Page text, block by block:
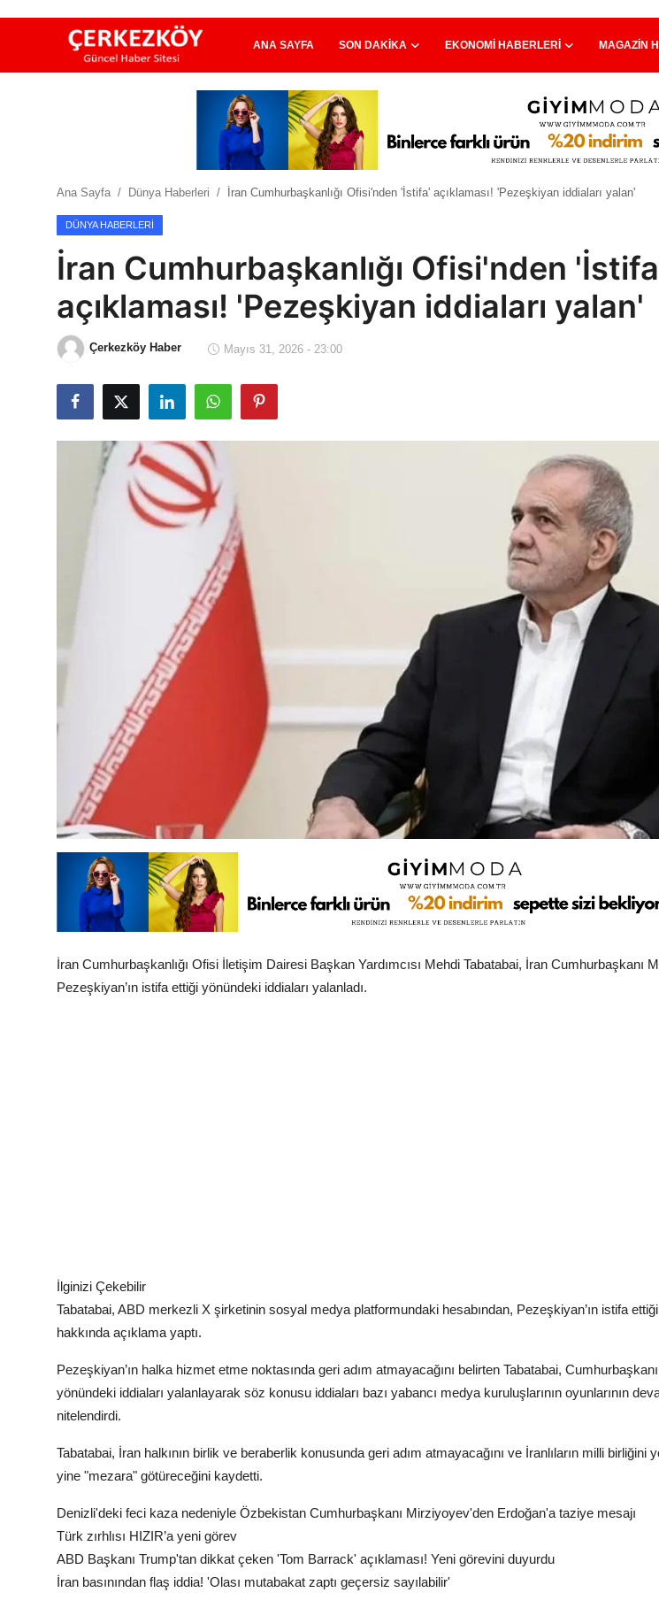
ANA SAYFA SON DAKIKA EKONOMI HABERLERI MAGAZIN
Ekonomi Haberleri
Magazin Haberleri
Teknoloji Haberleri
Çerkezköy
Ana Sayfa Dünya Haberleri İran Cumhurbaşkanlığı Ofisi'nden 'İstifa' açıklaması! 'Pezeşkiyan iddiaları yalan'
DÜNYA HABERLERI
İran Cumhurbaşkanlığı Ofisi'nden
açıklaması! 'Pezeşkiyan iddiaları yalan'
Çerkezköy Haber Mayıs 31, 2026 - 23:00
İran Cumhurbaşkanlığı Ofisi İletişim Dairesi Başkan Yardımcısı Mehdi Tabatabai, İran Cumhurbaşkanı
Pezeşkiyan’ın istifa ettiği yönündeki iddiaları yalanladı.
İlginizi Çekebilir
Tabatabai, ABD merkezli X şirketinin sosyal medya platformundaki hesabından, Pezeşkiyan’ın istifa
hakkında açıklama yaptı.
Pezeşkiyan’ın halka hizmet etme noktasında geri adım atmayacağını belirten Tabatabai,
yönündeki iddiaları yalanlayarak söz konusu iddiaları bazı yabancı medya kuruluşlarının oyunlarının
nitelendirdi.
Tabatabai, İran halkının birlik ve beraberlik konusunda geri adım atmayacağını ve İranlıların milli birliğini
yine "mezara" götüreceğini kaydetti.
Denizli'deki feci kaza nedeniyle Özbekistan Cumhurbaşkanı Mirziyoyev'den Erdoğan'a taziye mesajı
Türk zırhlısı HIZIR’a yeni görev
ABD Başkanı Trump'tan dikkat çeken 'Tom Barrack' açıklaması! Yeni görevini duyurdu
İran basınından flaş iddia! 'Olası mutabakat zaptı geçersiz sayılabilir'